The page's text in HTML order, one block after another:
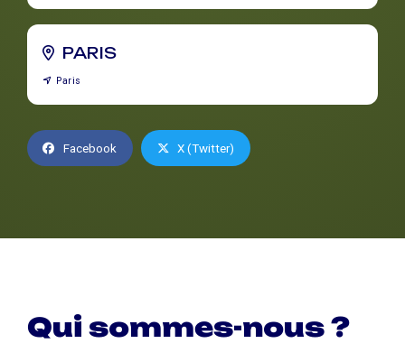
PARIS
Paris
Facebook X (Twitter)
Qui sommes-nous ?